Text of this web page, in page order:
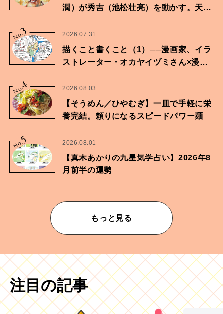
潤）が秀吉（池松壮亮）を動かす。天下
No.3 2026.07.31
描くこと書くこと（1）──漫画家、イラ
ストレーター・オカヤイヅミさん×漫画
No.
4 2026.08.03
【そうめん／ひやむぎ】一皿で手軽に栄
養完結。頼りになるスピードパワー麺
No.5 2026.08.01
【真木あかりの九星気学占い】2026年8
月前半の運勢
もっと見る
注目の記事